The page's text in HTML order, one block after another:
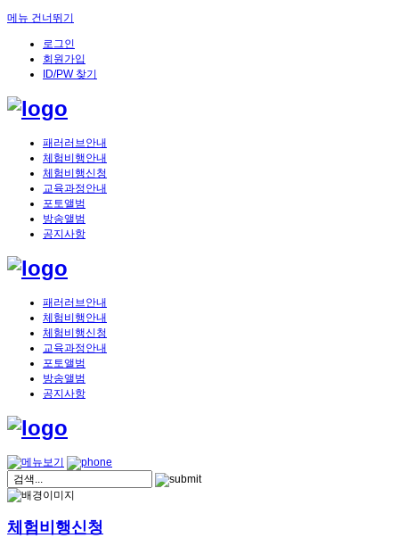
메뉴 건너뛰기
로그인
회원가입
ID/PW 찾기
패러러브안내
체험비행안내
체험비행신청
교육과정안내
포토앨범
방송앨범
공지사항
패러러브안내
체험비행안내
체험비행신청
교육과정안내
포토앨범
방송앨범
공지사항
체험비행신청